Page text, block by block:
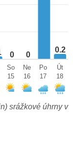
0 0
0.2
So
15
Ne
16
Po
17
Út
18
srážkové úhrny v